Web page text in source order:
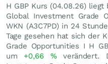
H GBP Kurs (04.08.26) liegt
Global Investment Grade
WKN (A3C7PD) in 24
Tage gesehen hat sich der
Grade Opportunities I H
um +0,66 %verändert.